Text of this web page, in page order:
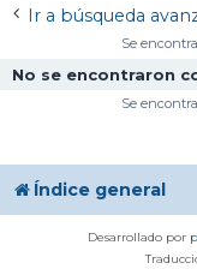
Ir a búsqueda
Se
No se encontraron
Se
Índice general
Desarrollado por